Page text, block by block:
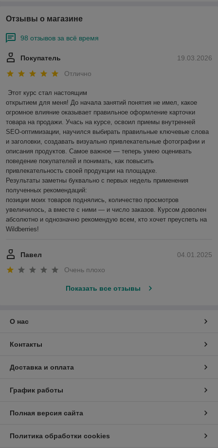
Отзывы о магазине
98 отзывов за всё время
19.03.2026
Покупатель
Отлично
Этот курс стал настоящим
открытием для меня! До начала занятий понятия не имел, какое
огромное влияние оказывает правильное оформление карточки
товара на продажи. Учась на курсе, освоил приемы внутренней
SEO-оптимизации, научился выбирать правильные ключевые слова
и заголовки, создавать визуально привлекательные фотографии и
описания продуктов. Самое важное — теперь умею оценивать
поведение покупателей и понимать, как повысить
привлекательность своей продукции на площадке.
Результаты заметны буквально с первых недель применения
полученных рекомендаций:
позиции моих товаров поднялись, количество просмотров
увеличилось, а вместе с ними — и число заказов. Курсом доволен
абсолютно и однозначно рекомендую всем, кто хочет преуспеть на
Wildberries!
04.01.2025
Павел
Очень плохо
Показать все отзывы
О нас
Контакты
Доставка и оплата
График работы
Полная версия сайта
Политика обработки cookies